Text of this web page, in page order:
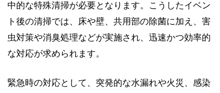
中的な特殊清掃が必要となります。こうしたイベン
ト後の清掃では、床や壁、共用部の除菌に加え、害
虫対策や消臭処理などが実施され、迅速かつ効率的
な対応が求められます。
緊急時の対応として、突発的な水漏れや火災、感染